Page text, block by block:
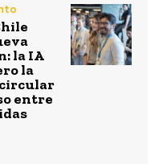
la IA
la
entre